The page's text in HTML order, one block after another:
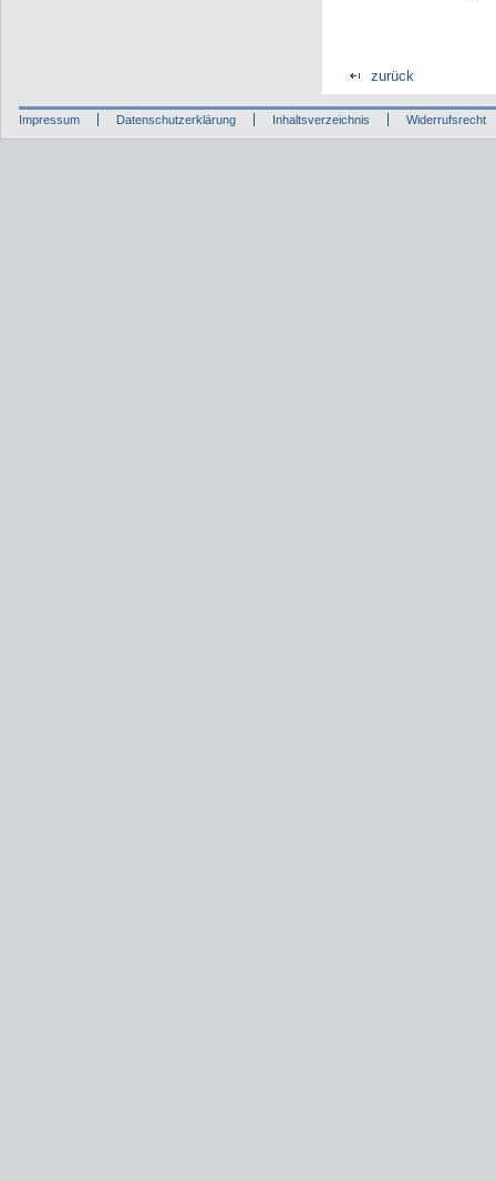
zurück
Impressum Datenschutzerklärung Inhaltsverzeichnis Widerrufsrecht